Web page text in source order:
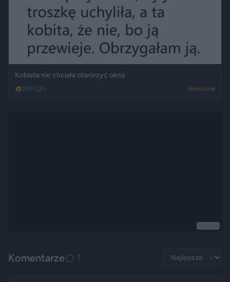
Kobieta nie chciała otworzyć okna
2951 5 Śmieszne
Komentarze 1